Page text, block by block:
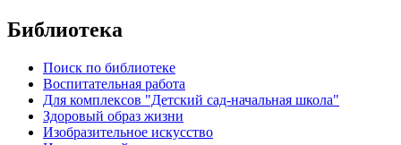
Библиотека
Поиск по библиотеке
Воспитательная работа
Для комплексов "Детский сад-начальная школа"
Здоровый образ жизни
Изобразительное искусство